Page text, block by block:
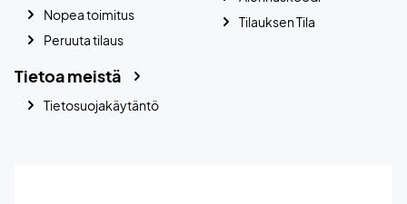
Nopea toimitus
Peruuta tilaus
Tilauksen Tila
Tietoa meistä
Tietosuojakäytäntö